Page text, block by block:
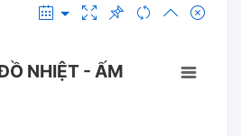
NHIỆT - ẤM